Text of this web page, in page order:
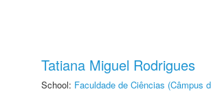
Tatiana Miguel Rodrigues
School: Faculdade de Ciências (Câmpus